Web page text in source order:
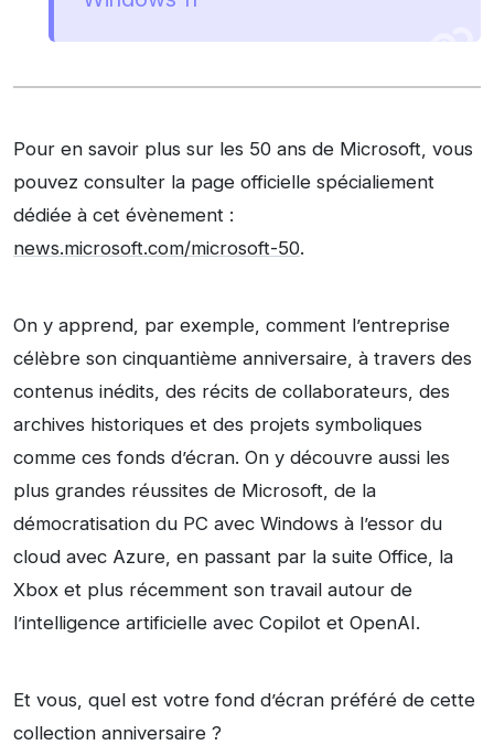
Pour en savoir plus sur les 50 ans de Microsoft, vous
pouvez consulter la page officielle spécialiement
dédiée à cet évènement :
news.microsoft.com/microsoft-50.
On y apprend, par exemple, comment l’entreprise
célèbre son cinquantième anniversaire, à travers des
contenus inédits, des récits de collaborateurs, des
archives historiques et des projets symboliques
comme ces fonds d’écran. On y découvre aussi les
plus grandes réussites de Microsoft, de la
démocratisation du PC avec Windows à l’essor du
cloud avec Azure, en passant par la suite Office, la
Xbox et plus récemment son travail autour de
l’intelligence artificielle avec Copilot et OpenAI.
Et vous, quel est votre fond d’écran préféré de cette
collection anniversaire ?